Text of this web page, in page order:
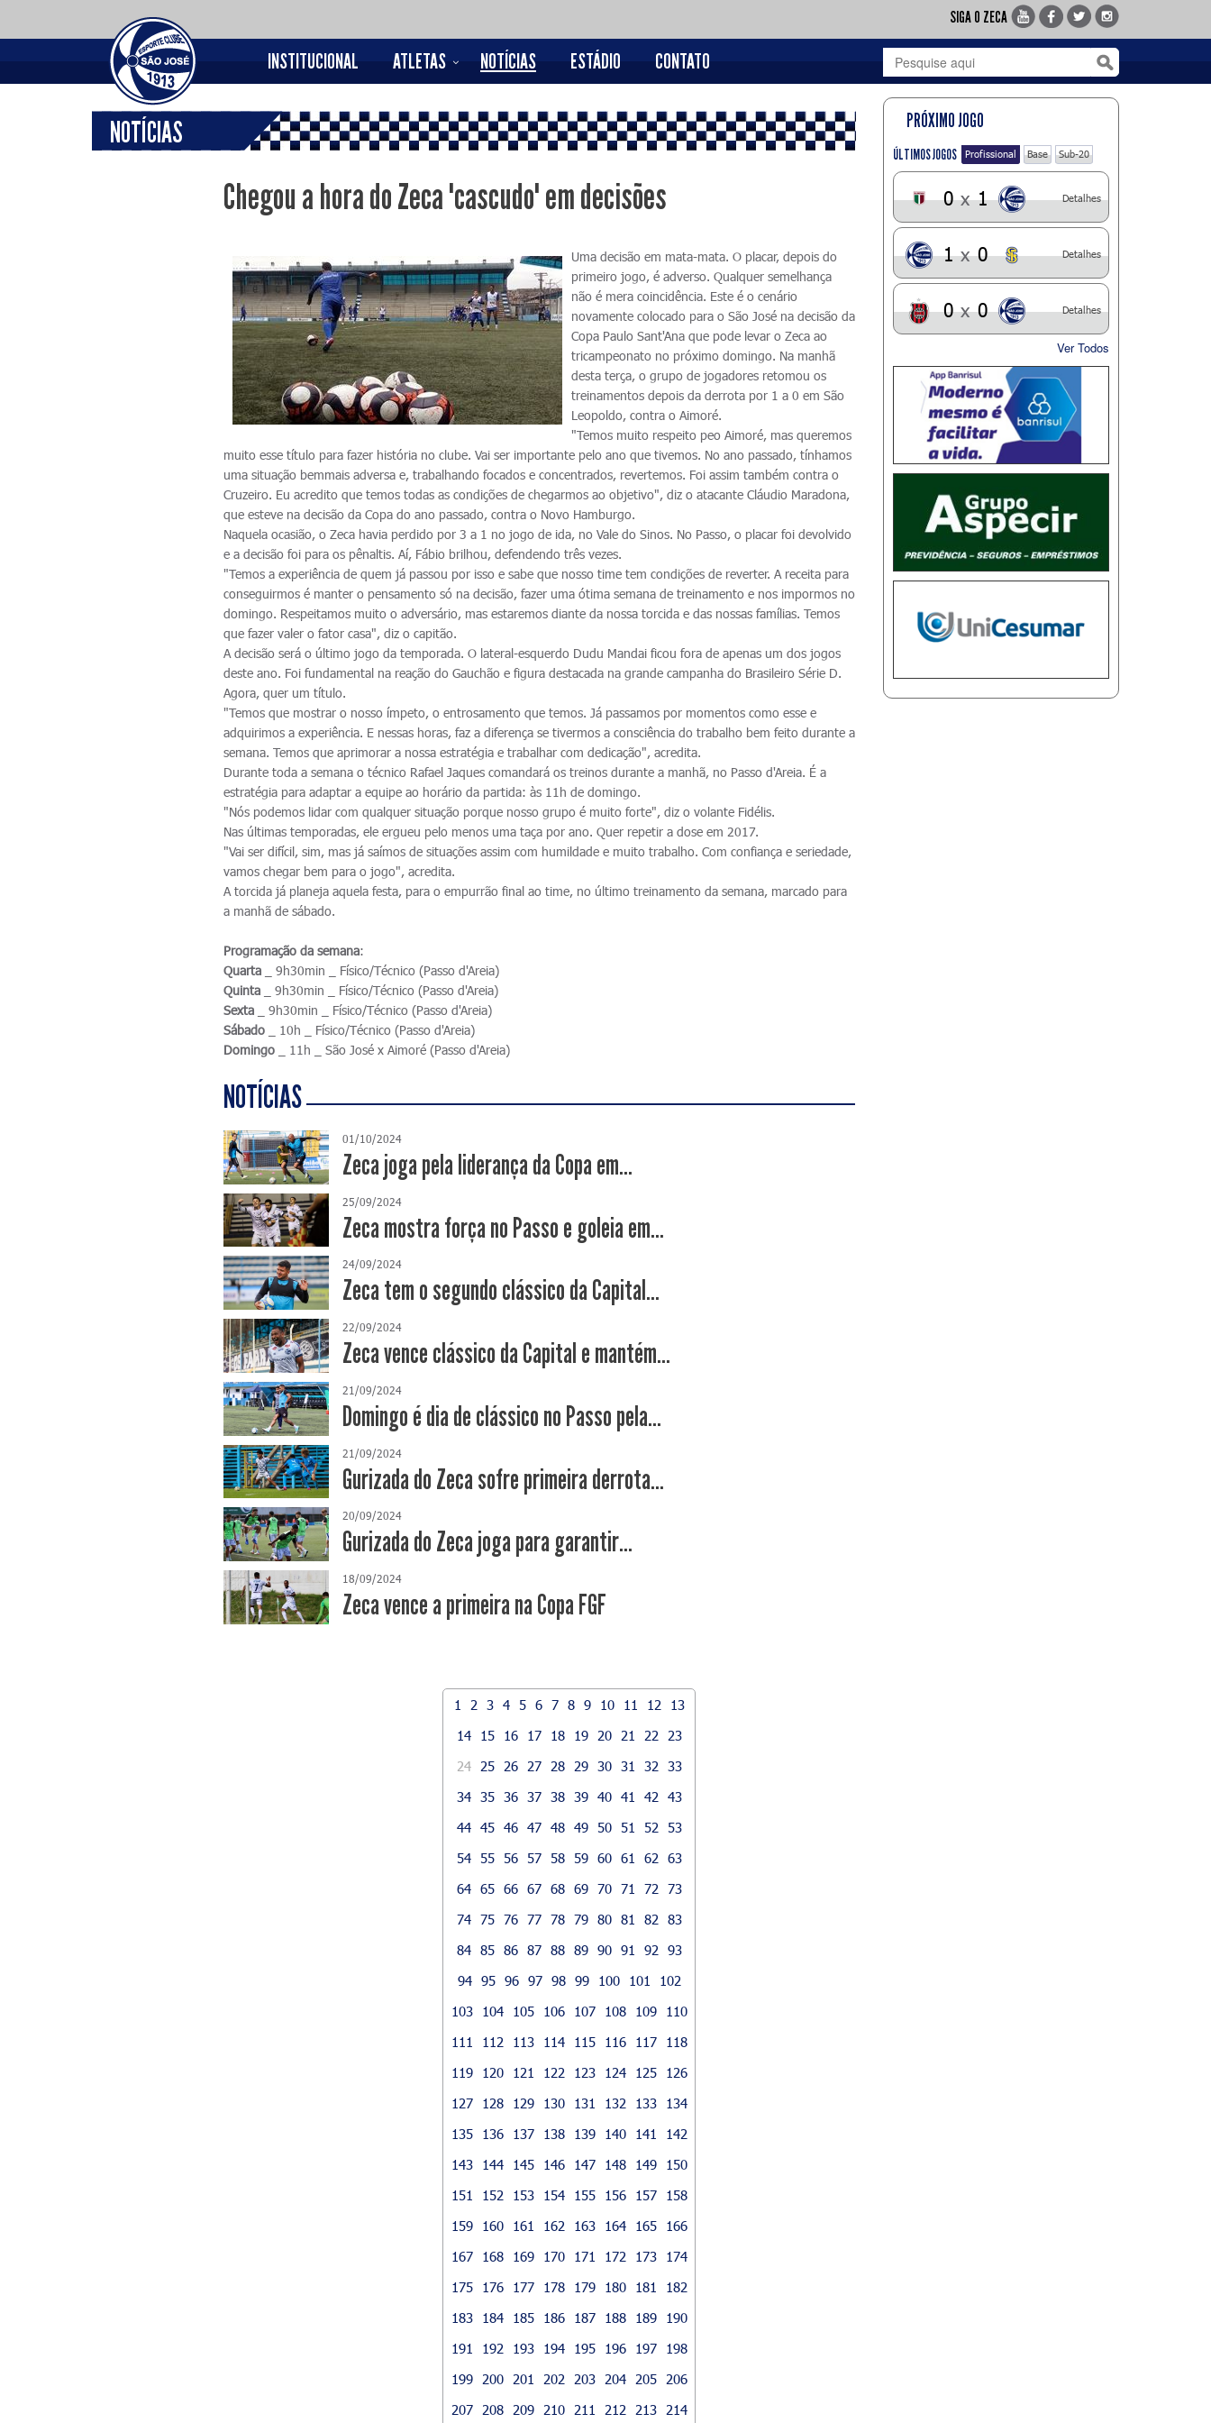
SIGA O ZECA
INSTITUCIONAL ATLETAS NOTÍCIAS ESTÁDIO CONTATO
NOTÍCIAS
Chegou a hora do Zeca "cascudo" em decisões
Uma decisão em mata-mata. O placar, depois do
primeiro jogo, é adverso. Qualquer semelhança
não é mera coincidência. Este é o cenário
novamente colocado para o São José na decisão da
Copa Paulo Sant'Ana que pode levar o Zeca ao
tricampeonato no próximo domingo. Na manhã
desta terça, o grupo de jogadores retomou os
treinamentos depois da derrota por 1 a 0 em São
Leopoldo, contra o Aimoré.
"Temos muito respeito peo Aimoré, mas queremos
muito esse título para fazer história no clube. Vai ser importante pelo ano que tivemos. No ano passado, tínhamos
uma situação bemmais adversa e, trabalhando focados e concentrados, revertemos. Foi assim também contra o
Cruzeiro. Eu acredito que temos todas as condições de chegarmos ao objetivo", diz o atacante Cláudio Maradona,
que esteve na decisão da Copa do ano passado, contra o Novo Hamburgo.
Naquela ocasião, o Zeca havia perdido por 3 a 1 no jogo de ida, no Vale do Sinos. No Passo, o placar foi devolvido
e a decisão foi para os pênaltis. Aí, Fábio brilhou, defendendo três vezes.
"Temos a experiência de quem já passou por isso e sabe que nosso time tem condições de reverter. A receita para
conseguirmos é manter o pensamento só na decisão, fazer uma ótima semana de treinamento e nos impormos no
domingo. Respeitamos muito o adversário, mas estaremos diante da nossa torcida e das nossas famílias. Temos
que fazer valer o fator casa", diz o capitão.
A decisão será o último jogo da temporada. O lateral-esquerdo Dudu Mandai ficou fora de apenas um dos jogos
deste ano. Foi fundamental na reação do Gauchão e figura destacada na grande campanha do Brasileiro Série D.
Agora, quer um título.
"Temos que mostrar o nosso ímpeto, o entrosamento que temos. Já passamos por momentos como esse e
adquirimos a experiência. E nessas horas, faz a diferença se tivermos a consciência do trabalho bem feito durante a
semana. Temos que aprimorar a nossa estratégia e trabalhar com dedicação", acredita.
Durante toda a semana o técnico Rafael Jaques comandará os treinos durante a manhã, no Passo d'Areia. É a
estratégia para adaptar a equipe ao horário da partida: às 11h de domingo.
"Nós podemos lidar com qualquer situação porque nosso grupo é muito forte", diz o volante Fidélis.
Nas últimas temporadas, ele ergueu pelo menos uma taça por ano. Quer repetir a dose em 2017.
"Vai ser difícil, sim, mas já saímos de situações assim com humildade e muito trabalho. Com confiança e seriedade,
vamos chegar bem para o jogo", acredita.
A torcida já planeja aquela festa, para o empurrão final ao time, no último treinamento da semana, marcado para
a manhã de sábado.
Programação da semana:
Quarta _ 9h30min _ Físico/Técnico (Passo d'Areia)
Quinta _ 9h30min _ Físico/Técnico (Passo d'Areia)
Sexta _ 9h30min _ Físico/Técnico (Passo d'Areia)
Sábado _ 10h _ Físico/Técnico (Passo d'Areia)
Domingo _ 11h _ São José x Aimoré (Passo d'Areia)
NOTÍCIAS
01/10/2024
Zeca joga pela liderança da Copa em...
25/09/2024
Zeca mostra força no Passo e goleia em...
24/09/2024
Zeca tem o segundo clássico da Capital...
22/09/2024
Zeca vence clássico da Capital e mantém...
21/09/2024
Domingo é dia de clássico no Passo pela...
21/09/2024
Gurizada do Zeca sofre primeira derrota...
20/09/2024
Gurizada do Zeca joga para garantir...
18/09/2024
Zeca vence a primeira na Copa FGF
1 2 3 4 5 6 7 8 9 10 11 12
13
14
15 16 17 18 19 20 21 22
23
24
25 26 27 28 29 30 31 32
33
34 35 36 37 38 39 40 41 42
43
44 45 46 47 48 49 50 51 52
53
54 55 56 57 58 59 60 61 62
63
64 65 66 67 68 69 70 71 72
73
74 75 76 77 78 79 80 81 82
83
84 85 86 87 88 89 90 91 92
93
94 95 96 97 98 99 100 101
102
103
104 105 106 107 108 109
110
111
112 113 114 115 116 117
118
119
120 121 122 123 124 125
126
127
128 129 130 131 132 133
134
135
136 137 138 139 140 141
142
143
144 145 146 147 148 149
150
151
152 153 154 155 156 157
158
159
160 161 162 163 164 165
166
167
168 169 170 171 172 173
174
175
176 177 178 179 180 181
182
183
184 185 186 187 188 189
190
191
192 193 194 195 196 197
198
199
200 201 202 203 204 205
206
207
208 209 210 211 212 213 214
PRÓXIMO JOGO
ÚLTIMOS JOGOS Profissional Base Sub-20
0 x 1 Detalhes
1 x 0 Detalhes
0 x 0 Detalhes
Ver Todos